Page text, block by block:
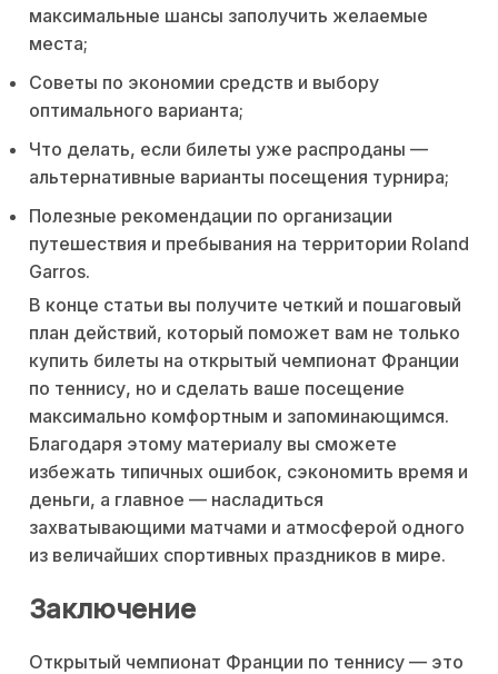
максимальные шансы заполучить желаемые
места;
Советы по экономии средств и выбору
оптимального варианта;
Что делать, если билеты уже распроданы —
альтернативные варианты посещения турнира;
Полезные рекомендации по организации
путешествия и пребывания на территории Roland
Garros.
В конце статьи вы получите четкий и пошаговый
план действий, который поможет вам не только
купить билеты на открытый чемпионат Франции
по теннису, но и сделать ваше посещение
максимально комфортным и запоминающимся.
Благодаря этому материалу вы сможете
избежать типичных ошибок, сэкономить время и
деньги, а главное — насладиться
захватывающими матчами и атмосферой одного
из величайших спортивных праздников в мире.
Заключение
Открытый чемпионат Франции по теннису — это